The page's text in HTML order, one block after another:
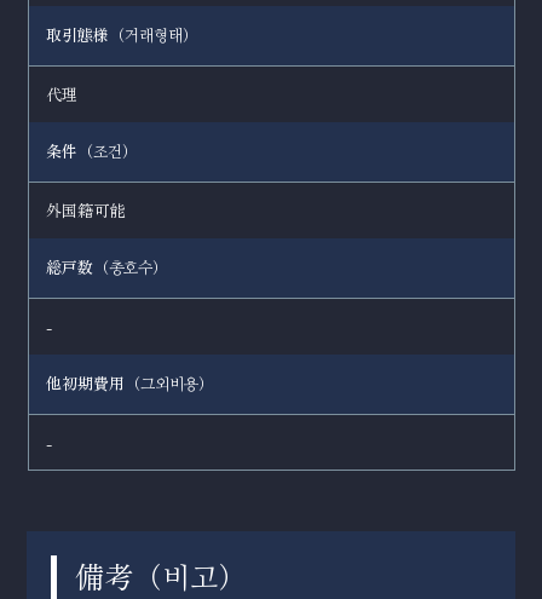
取引態様（거래형태 ）
代理
条件（조건 ）
外国籍可能
総戸数（총호수）
-
他初期費用（그외비용）
-
備考（ 비고）